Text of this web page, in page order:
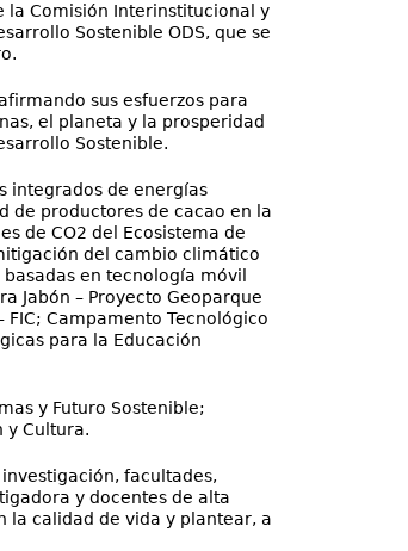
la Comisión Interinstitucional y
Sostenible ODS, que se
sus esfuerzos para
el planeta y la prosperidad
Sostenible.
integrados de energías
de productores de cacao en la
de CO2 del Ecosistema de
del cambio climático
en tecnología móvil
Jabón – Proyecto Geoparque
Campamento Tecnológico
para la Educación
y Futuro Sostenible;
y Cultura.
facultades,
y docentes de alta
la calidad de vida y plantear, a